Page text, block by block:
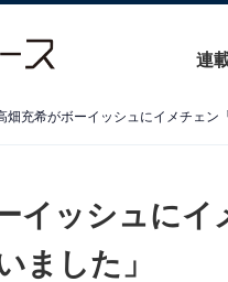
連
畑充希がボーイッシュにイメチェン
イッシュに
ました」